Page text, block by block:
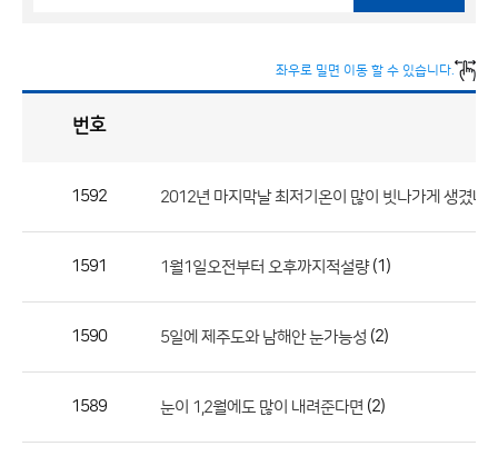
좌우로 밀면 이동 할 수 있습니다.
론
번호
1592 2012년 마지막날 최저기온이 많이 빗나가게 생겼네
1591 1월1일오전부터 오후까지적설량(1)
1590 5일에 제주도와 남해안 눈가능성 (2)
1589 눈이 1,2월에도 많이 내려준다면 (2)